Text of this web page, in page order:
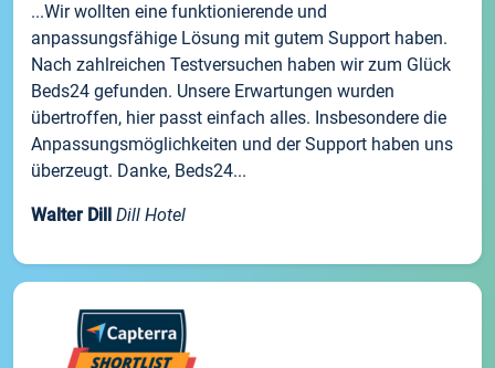
...Wir wollten eine funktionierende und
anpassungsfähige Lösung mit gutem Support haben.
Nach zahlreichen Testversuchen haben wir zum Glück
Beds24 gefunden. Unsere Erwartungen wurden
übertroffen, hier passt einfach alles. Insbesondere die
Anpassungsmöglichkeiten und der Support haben uns
überzeugt. Danke, Beds24...
Walter Dill Dill Hotel